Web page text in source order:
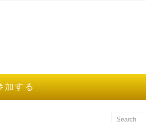
加する